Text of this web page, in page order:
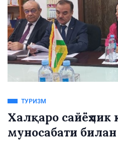
ТУРИЗМ
Халқаро сайёҳлик
муносабати